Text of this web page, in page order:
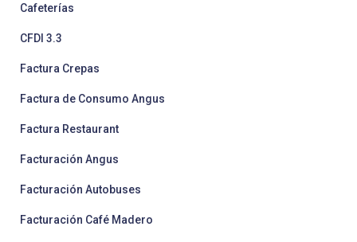
Cafeterías
CFDI 3.3
Factura Crepas
Factura de Consumo Angus
Factura Restaurant
Facturación Angus
Facturación Autobuses
Facturación Café Madero